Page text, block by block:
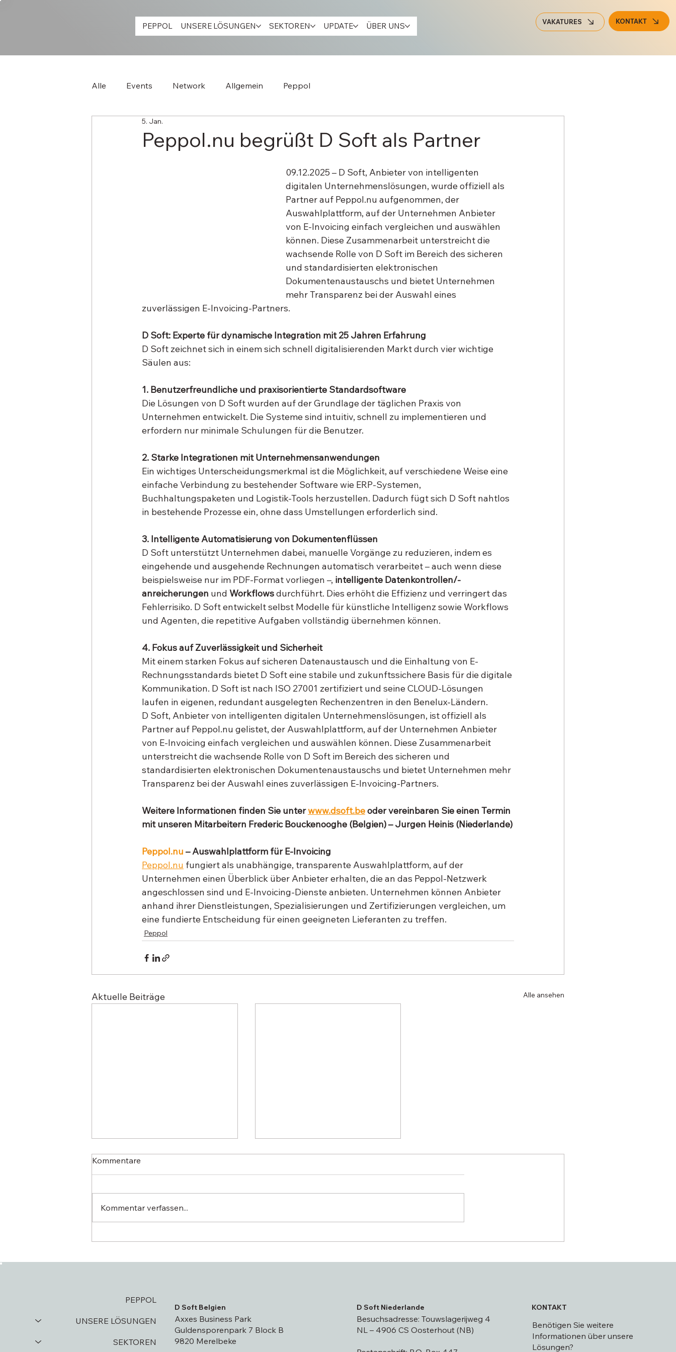
PEPPOL UNSERE LÖSUNGEN SEKTOREN UPDATE ÜBER UNS VAKATURES KONTAKT
Alle Events Network Allgemein Peppol
Peppol.nu begrüßt D Soft als Partner
5. Jan.
09.12.2025 – D Soft, Anbieter von intelligenten
digitalen Unternehmenslösungen, wurde offiziell als
Partner auf Peppol.nu aufgenommen, der
Auswahlplattform, auf der Unternehmen Anbieter
von E-Invoicing einfach vergleichen und auswählen
können. Diese Zusammenarbeit unterstreicht die
wachsende Rolle von D Soft im Bereich des sicheren
und standardisierten elektronischen
Dokumentenaustauschs und bietet Unternehmen
mehr Transparenz bei der Auswahl eines
zuverlässigen E-Invoicing-Partners.
D Soft: Experte für dynamische Integration mit 25 Jahren Erfahrung
D Soft zeichnet sich in einem sich schnell digitalisierenden Markt durch vier wichtige
Säulen aus:
1. Benutzerfreundliche und praxisorientierte Standardsoftware
Die Lösungen von D Soft wurden auf der Grundlage der täglichen Praxis von
Unternehmen entwickelt. Die Systeme sind intuitiv, schnell zu implementieren und
erfordern nur minimale Schulungen für die Benutzer.
2. Starke Integrationen mit Unternehmensanwendungen
Ein wichtiges Unterscheidungsmerkmal ist die Möglichkeit, auf verschiedene Weise eine
einfache Verbindung zu bestehender Software wie ERP-Systemen,
Buchhaltungspaketen und Logistik-Tools herzustellen. Dadurch fügt sich D Soft nahtlos
in bestehende Prozesse ein, ohne dass Umstellungen erforderlich sind.
3. Intelligente Automatisierung von Dokumentenflüssen
D Soft unterstützt Unternehmen dabei, manuelle Vorgänge zu reduzieren, indem es
eingehende und ausgehende Rechnungen automatisch verarbeitet – auch wenn diese
beispielsweise nur im PDF-Format vorliegen –, intelligente Datenkontrollen/-
anreicherungen und Workflows durchführt. Dies erhöht die Effizienz und verringert das
Fehlerrisiko. D Soft entwickelt selbst Modelle für künstliche Intelligenz sowie Workflows
und Agenten, die repetitive Aufgaben vollständig übernehmen können.
4. Fokus auf Zuverlässigkeit und Sicherheit
Mit einem starken Fokus auf sicheren Datenaustausch und die Einhaltung von E-
Rechnungsstandards bietet D Soft eine stabile und zukunftssichere Basis für die digitale
Kommunikation. D Soft ist nach ISO 27001 zertifiziert und seine CLOUD-Lösungen
laufen in eigenen, redundant ausgelegten Rechenzentren in den Benelux-Ländern.
D Soft, Anbieter von intelligenten digitalen Unternehmenslösungen, ist offiziell als
Partner auf Peppol.nu gelistet, der Auswahlplattform, auf der Unternehmen Anbieter
von E-Invoicing einfach vergleichen und auswählen können. Diese Zusammenarbeit
unterstreicht die wachsende Rolle von D Soft im Bereich des sicheren und
standardisierten elektronischen Dokumentenaustauschs und bietet Unternehmen mehr
Transparenz bei der Auswahl eines zuverlässigen E-Invoicing-Partners.
Weitere Informationen finden Sie unter www.dsoft.be oder vereinbaren Sie einen Termin
mit unseren Mitarbeitern Frederic Bouckenooghe (Belgien) – Jurgen Heinis (Niederlande)
Peppol.nu – Auswahlplattform für E-Invoicing
Peppol.nu fungiert als unabhängige, transparente Auswahlplattform, auf der
Unternehmen einen Überblick über Anbieter erhalten, die an das Peppol-Netzwerk
angeschlossen sind und E-Invoicing-Dienste anbieten. Unternehmen können Anbieter
anhand ihrer Dienstleistungen, Spezialisierungen und Zertifizierungen vergleichen, um
eine fundierte Entscheidung für einen geeigneten Lieferanten zu treffen.
Peppol
Aktuelle Beiträge Alle ansehen
Sie für 2026 gerüstet
zertifiziert!
Kommentare
Kommentar verfassen...
PEPPOL
UNSERE LÖSUNGEN
SEKTOREN
D Soft Niederlande
Besuchsadresse: Touwslagerijweg 4
NL – 4906 CS Oosterhout (NB)
KONTAKT
Benötigen Sie weitere
Informationen über unsere
Lösungen?
D Soft Belgien
Axxes Business Park
Guldensporenpark 7 Block B
9820 Merelbeke